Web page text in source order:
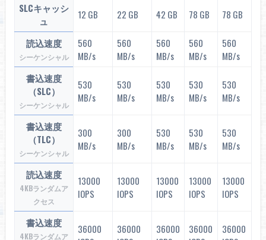
SLCキャッシ
ュ
12 GB 22 GB 42 GB 78 GB 78 GB
読込速度
シーケンシャル
560
MB/s
560
MB/s
560
MB/s
560
MB/s
560
MB/s
書込速度
（SLC）
シーケンシャル
530
MB/s
530
MB/s
530
MB/s
530
MB/s
530
MB/s
書込速度
（TLC）
シーケンシャル
300
MB/s
300
MB/s
530
MB/s
530
MB/s
530
MB/s
読込速度
4KBランダムア
クセス
13000
IOPS
13000
IOPS
13000
IOPS
13000
IOPS
13000
IOPS
書込速度
4KBランダムア
36000
36000
36000
36000
36000